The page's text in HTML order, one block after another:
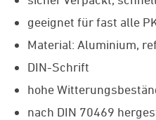
geeignet für fast alle
Material: Aluminium,
DIN-Schrift
hohe
nach DIN 70469